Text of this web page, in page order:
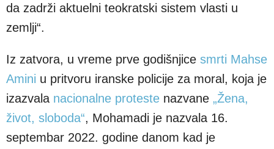
da zadrži aktuelni teokratski sistem vlasti u
zemlji“.
Iz zatvora, u vreme prve godišnjice smrti Mahse
Amini u pritvoru iranske policije za moral, koja je
izazvala nacionalne proteste nazvane „Žena,
život, sloboda“, Mohamadi je nazvala 16.
septembar 2022. godine danom kad je